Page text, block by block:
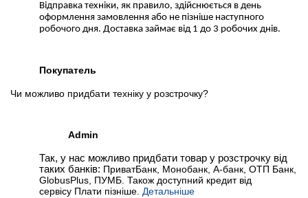
Відправка техніки, як правило, здійснюється в день
оформлення замовлення або не пізніше наступного
робочого дня. Доставка займає від 1 до 3 робочих днів.
Покупатель
Чи можливо придбати техніку у розстрочку?
Admin
Так, у нас можливо придбати товар у розстрочку від
таких банків: ПриватБанк, Монобанк, А-банк, ОТП Банк,
GlobusPlus, ПУМБ. Також доступний кредит від
сервісу Плати пізніше. Детальніше